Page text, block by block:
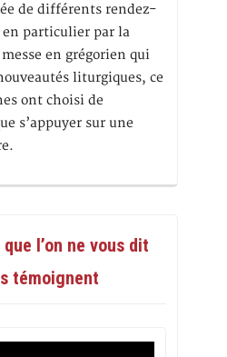
de différents rendez-
en particulier par la
en grégorien qui
liturgiques, ce
ont choisi de
s’appuyer sur une
l’on ne vous dit
témoignent